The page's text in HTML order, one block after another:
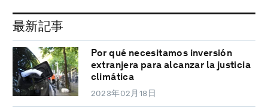
最新記事
Por qué necesitamos inversión
extranjera para alcanzar la justicia
climática
2023年02月18日